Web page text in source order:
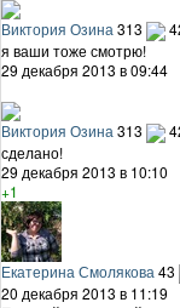
Виктория Озина 313
я ваши тоже смотрю!
29 декабря 2013 в 09:44
Виктория Озина 313
сделано!
29 декабря 2013 в 10:10
+1
Екатерина Смолякова 43
20 декабря 2013 в 11:19